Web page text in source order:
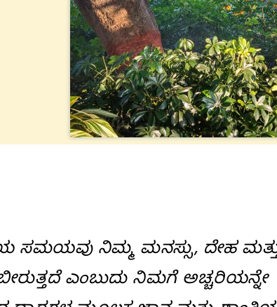
ಸಮಯವು ನಿಮ್ಮ ಮನಸ್ಸು, ದೇಹ
ಎಂಬುದು ನಿಮಗೆ ಅಚ್ಚರಿಯನ್ನೇ